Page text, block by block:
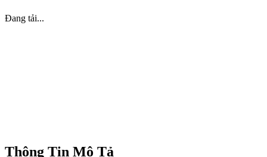
Đang tải...
Thông Tin Mô Tả